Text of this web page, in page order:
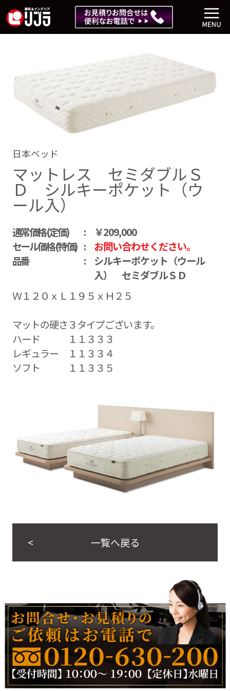
日本ベッド
マットレス セミダブルＳ
Ｄ シルキーポケット（ウ
ール入）
通常価格(定価)
￥209,000
セール価格(特価)
お問い合わせください。
品番
シルキーポケット（ウール
入） セミダブルＳＤ
Ｗ１２０ｘＬ１９５ｘＨ２５
マットの硬さ３タイプございます。
ハード １１３３３
レギュラー １１３３４
ソフト １１３３５
一覧へ戻る